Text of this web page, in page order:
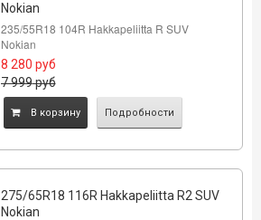
Nokian
235/55R18 104R Hakkapeliitta R SUV
Nokian
8 280 руб
7 999руб
B корзину Подробности
275/65R18 116R Hakkapeliitta R2 SUV
Nokian